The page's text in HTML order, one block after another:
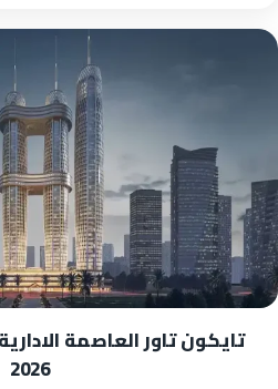
2026